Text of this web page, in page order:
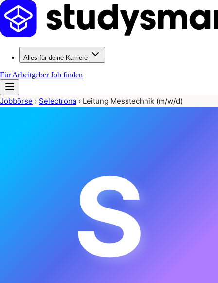
Alles für deine Karriere
Für ArbeitgeberJob finden
Jobbörse › Selectrona › Leitung Messtechnik (m/w/d)
S